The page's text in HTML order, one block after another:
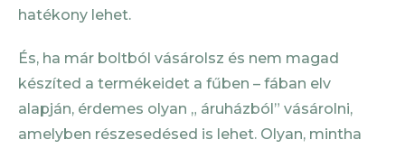
hatékony lehet.
És, ha már boltból vásárolsz és nem magad
készíted a termékeidet a fűben – fában elv
alapján, érdemes olyan „ áruházból” vásárolni,
amelyben részesedésed is lehet. Olyan, mintha